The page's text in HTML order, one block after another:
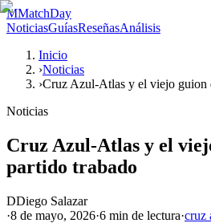
MMatchDay
NoticiasGuíasReseñasAnálisis
Inicio
›Noticias
›Cruz Azul-Atlas y el viejo guion
Noticias
Cruz Azul-Atlas y el
partido trabado
DDiego Salazar
·8 de mayo, 2026·6 min de lectura·cruz